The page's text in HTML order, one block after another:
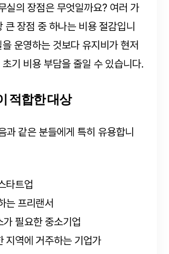
실의 장점은 무엇일까요? 여러 가
큰 장점 중 하나는 비용 절감입니
운영하는 것보다 유지비가 현저
기 비용 부담을 줄일 수 있습니다.
적합한 대상
과 같은 분들에게 특히 유용합니
타트업
는 프리랜서
가 필요한 중소기업
지역에 거주하는 기업가